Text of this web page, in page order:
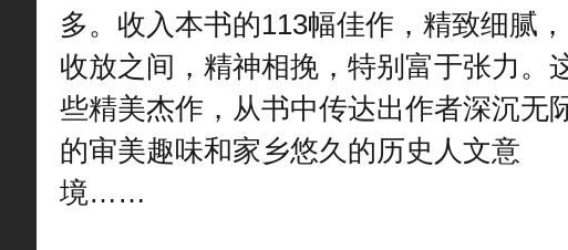
多。收入本书的113幅佳作，精致细腻，
收放之间，精神相挽，特别富于张力。
些精美杰作，从书中传达出作者深沉无
的审美趣味和家乡悠久的历史人文意
境……